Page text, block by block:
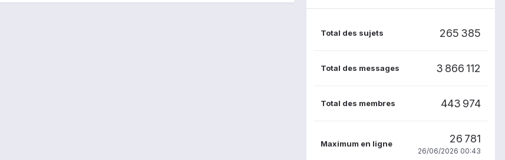
Total des sujets 265 385
Total des messages 3 866 112
Total des membres 443 974
Maximum en ligne 26 781
26/06/2026 00:43